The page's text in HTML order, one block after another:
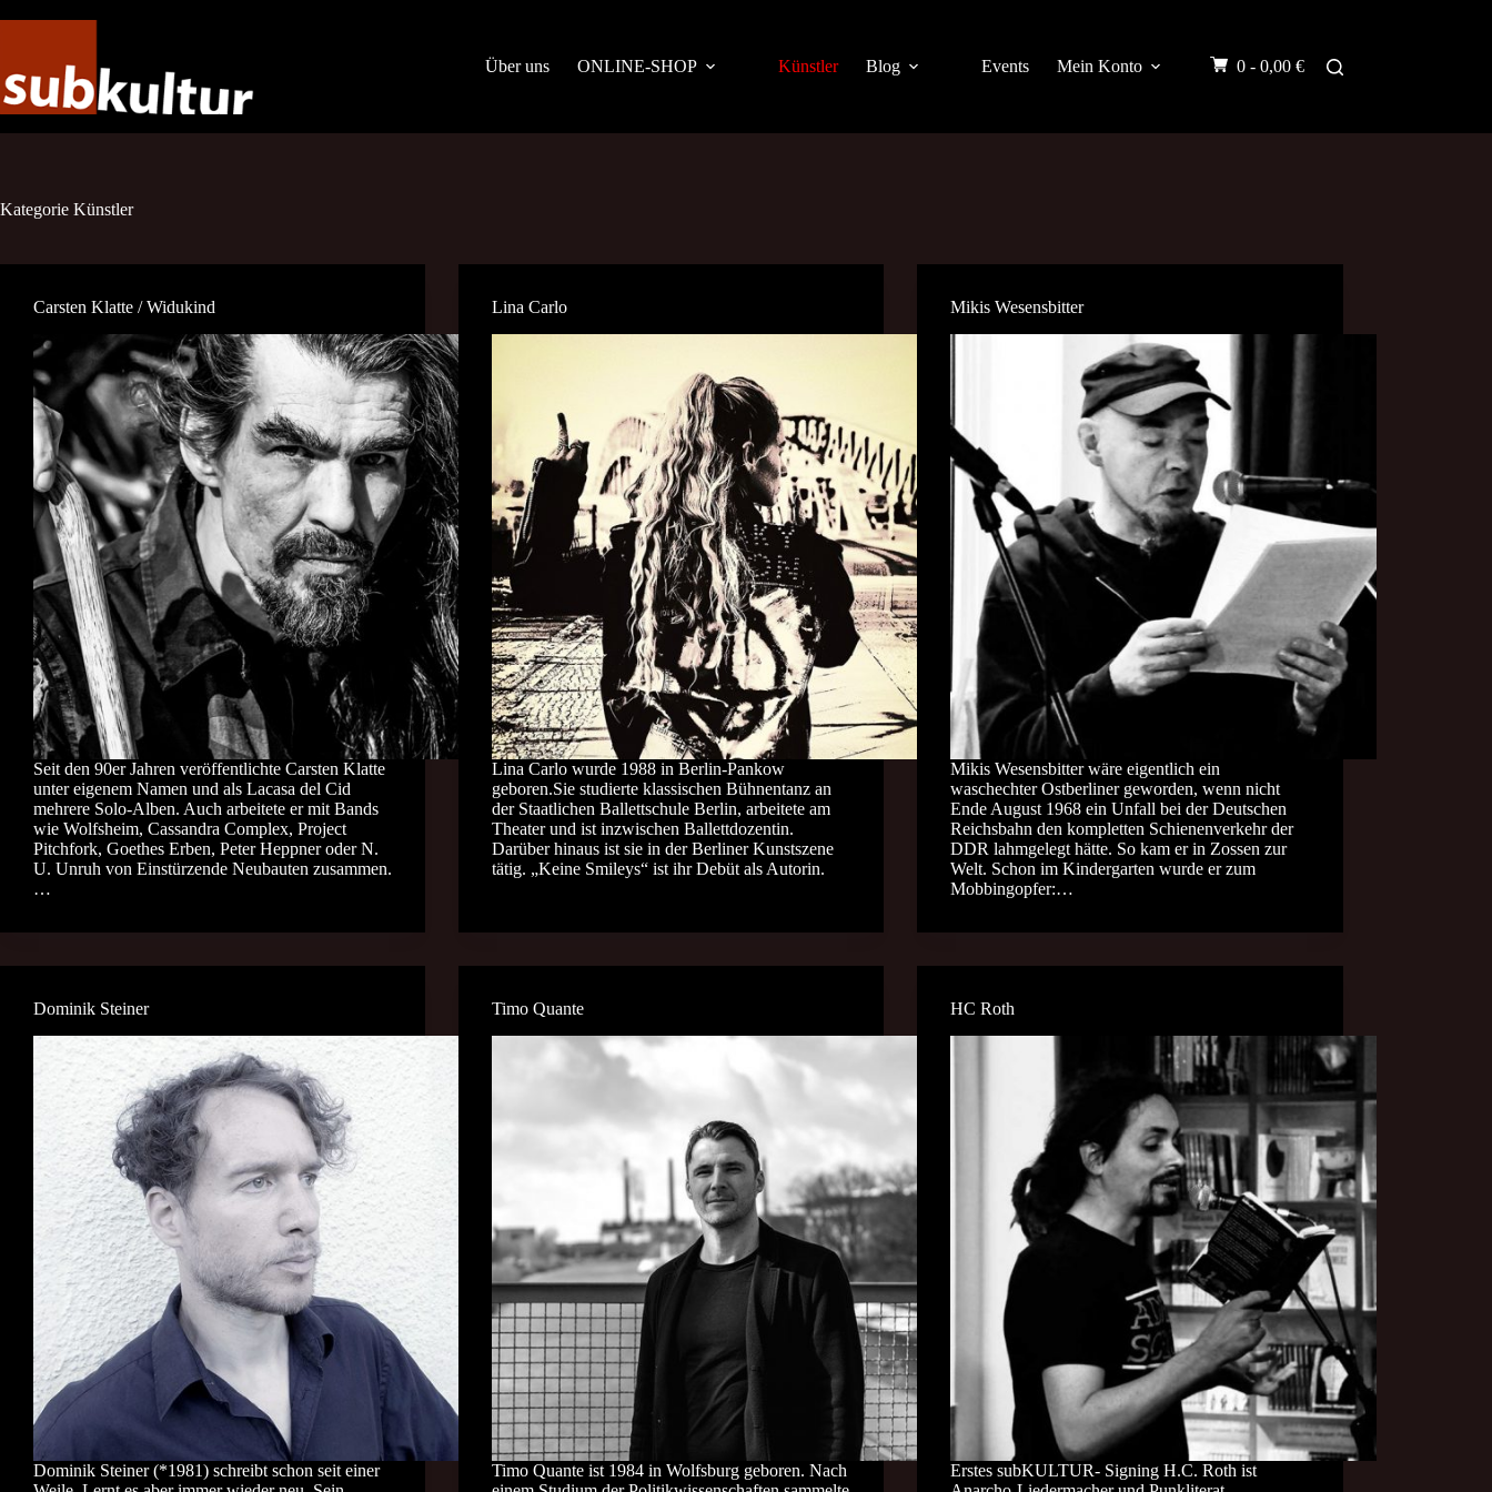
Über uns
ONLINE-SHOP Künstler Blog Events Mein Konto 0 - 0,00 €
Kategorie Künstler
Carsten Klatte / Widukind
Seit den 90er Jahren veröffentlichte Carsten Klatte
unter eigenem Namen und als Lacasa del Cid
mehrere Solo-Alben. Auch arbeitete er mit Bands
wie Wolfsheim, Cassandra Complex, Project
Pitchfork, Goethes Erben, Peter Heppner oder N.
U. Unruh von Einstürzende Neubauten zusammen.
…
Lina Carlo
Lina Carlo wurde 1988 in Berlin-Pankow
geboren.Sie studierte klassischen Bühnentanz an
der Staatlichen Ballettschule Berlin, arbeitete am
Theater und ist inzwischen Ballettdozentin.
Darüber hinaus ist sie in der Berliner Kunstszene
tätig. „Keine Smileys“ ist ihr Debüt als Autorin.
Mikis Wesensbitter
Mikis Wesensbitter wäre eigentlich ein
waschechter Ostberliner geworden, wenn nicht
Ende August 1968 ein Unfall bei der Deutschen
Reichsbahn den kompletten Schienenverkehr der
DDR lahmgelegt hätte. So kam er in Zossen zur
Welt. Schon im Kindergarten wurde er zum
Mobbingopfer:…
Dominik Steiner
Dominik Steiner (*1981) schreibt schon seit einer
Timo Quante
Timo Quante ist 1984 in Wolfsburg geboren. Nach
HC Roth
Erstes subKULTUR- Signing H.C. Roth ist